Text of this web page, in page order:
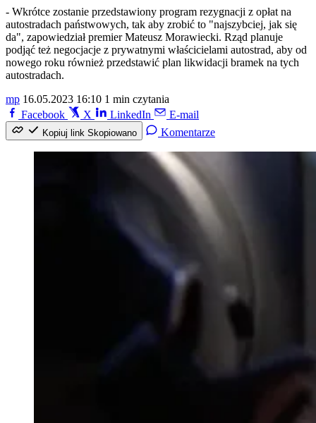
- Wkrótce zostanie przedstawiony program rezygnacji z opłat na
autostradach państwowych, tak aby zrobić to "najszybciej, jak się
da", zapowiedział premier Mateusz Morawiecki. Rząd planuje
podjąć też negocjacje z prywatnymi właścicielami autostrad, aby od
nowego roku również przedstawić plan likwidacji bramek na tych
autostradach.
mp 16.05.2023 16:10 1 min czytania
Facebook
X LinkedIn E-mail
Kopiuj link Skopiowano Komentarze